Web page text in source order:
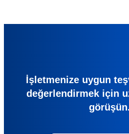
İşletmenize uygun
değerlendirmek için